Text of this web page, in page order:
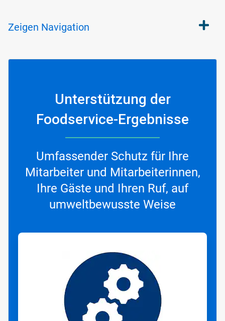
Zeigen Navigation
Unterstützung der
Foodservice-Ergebnisse
Umfassender Schutz für Ihre
Mitarbeiter und Mitarbeiterinnen,
Ihre Gäste und Ihren Ruf, auf
umweltbewusste Weise